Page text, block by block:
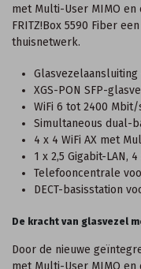
met Multi-User MIMO en
FRITZ!Box 5590 Fiber
thuisnetwerk.
Glasvezelaansluiting
XGS-PON SFP-
WiFi 6 tot 2400
Simultaneous dual-
4 x 4 WiFi AX met
1 x 2,5 Gigabit-LAN,
Telefooncentrale
DECT-basisstation
De kracht van glasvezel
Door de nieuwe
met Multi-User MIMO en